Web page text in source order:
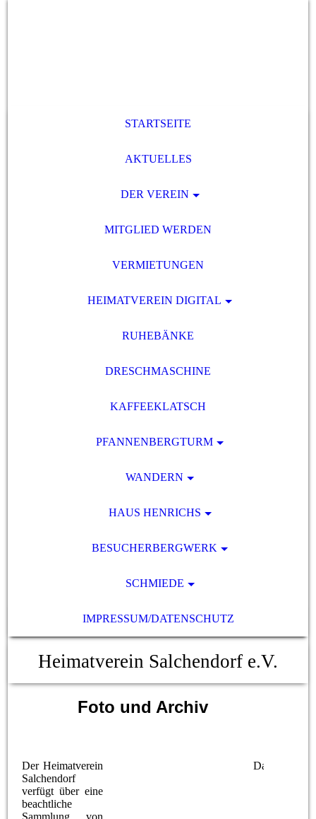
STARTSEITE
AKTUELLES
DER VEREIN
MITGLIED WERDEN
VERMIETUNGEN
HEIMATVEREIN DIGITAL
RUHEBÄNKE
DRESCHMASCHINE
KAFFEEKLATSCH
PFANNENBERGTURM
WANDERN
HAUS HENRICHS
BESUCHERBERGWERK
SCHMIEDE
IMPRESSUM/DATENSCHUTZ
Heimatverein Salchendorf e.V.
Foto und Archiv
Der Heimatverein
Salchendorf
verfügt über eine
beachtliche
Das